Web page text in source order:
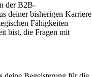
der B2B-
deiner bisherigen Karriere
Fähigkeiten
bist, die Fragen mit